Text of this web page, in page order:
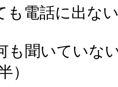
も電話に出な
も聞いていな
）